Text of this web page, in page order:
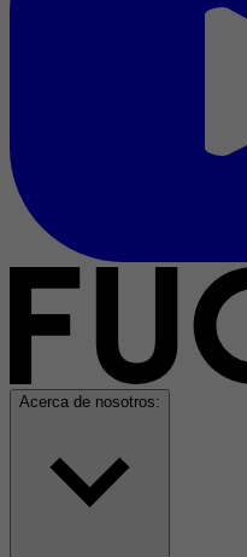
Acerca de nosotros: